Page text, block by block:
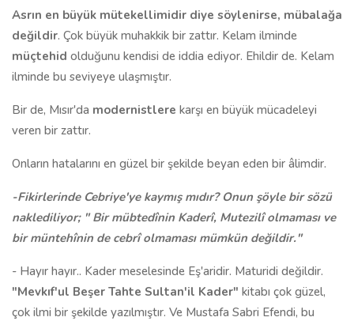
Asrın en büyük mütekellimidir diye söylenirse, mübalağa
değildir. Çok büyük muhakkik bir zattır. Kelam ilminde
müçtehid olduğunu kendisi de iddia ediyor. Ehildir de. Kelam
ilminde bu seviyeye ulaşmıştır.
Bir de, Mısır'da modernistlere karşı en büyük mücadeleyi
veren bir zattır.
Onların hatalarını en güzel bir şekilde beyan eden bir âlimdir.
-Fikirlerinde Cebriye'ye kaymış mıdır? Onun şöyle bir sözü
naklediliyor; " Bir mübtedînin Kaderî, Mutezilî olmaması ve
bir müntehînin de cebrî olmaması mümkün değildir."
- Hayır hayır.. Kader meselesinde Eş'aridir. Maturidi değildir.
"Mevkıf'ul Beşer Tahte Sultan'il Kader" kitabı çok güzel,
çok ilmi bir şekilde yazılmıştır. Ve Mustafa Sabri Efendi, bu